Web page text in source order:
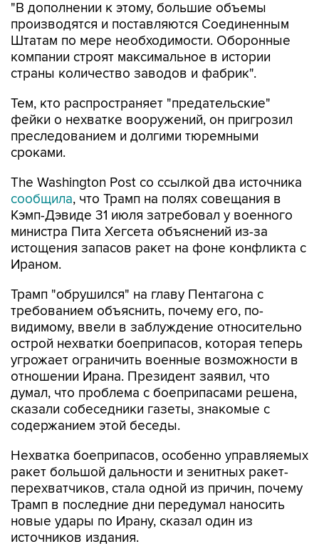
"В дополнении к этому, большие объемы
производятся и поставляются Соединенным
Штатам по мере необходимости. Оборонные
компании строят максимальное в истории
страны количество заводов и фабрик".
Тем, кто распространяет "предательские"
фейки о нехватке вооружений, он пригрозил
преследованием и долгими тюремными
сроками.
The Washington Post со ссылкой два источника
сообщила, что Трамп на полях совещания в
Кэмп-Дэвиде 31 июля затребовал у военного
министра Пита Хегсета объяснений из-за
истощения запасов ракет на фоне конфликта с
Ираном.
Трамп "обрушился" на главу Пентагона с
требованием объяснить, почему его, по-
видимому, ввели в заблуждение относительно
острой нехватки боеприпасов, которая теперь
угрожает ограничить военные возможности в
отношении Ирана. Президент заявил, что
думал, что проблема с боеприпасами решена,
сказали собеседники газеты, знакомые с
содержанием этой беседы.
Нехватка боеприпасов, особенно управляемых
ракет большой дальности и зенитных ракет-
перехватчиков, стала одной из причин, почему
Трамп в последние дни передумал наносить
новые удары по Ирану, сказал один из
источников издания.